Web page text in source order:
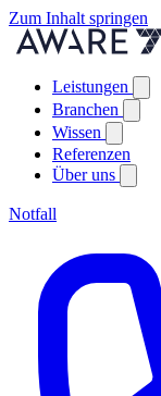
Zum Inhalt springen
Leistungen
Branchen
Wissen
Referenzen
Über uns
Notfall